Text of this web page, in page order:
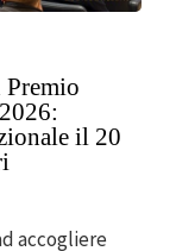
Premio
il 20
accogliere